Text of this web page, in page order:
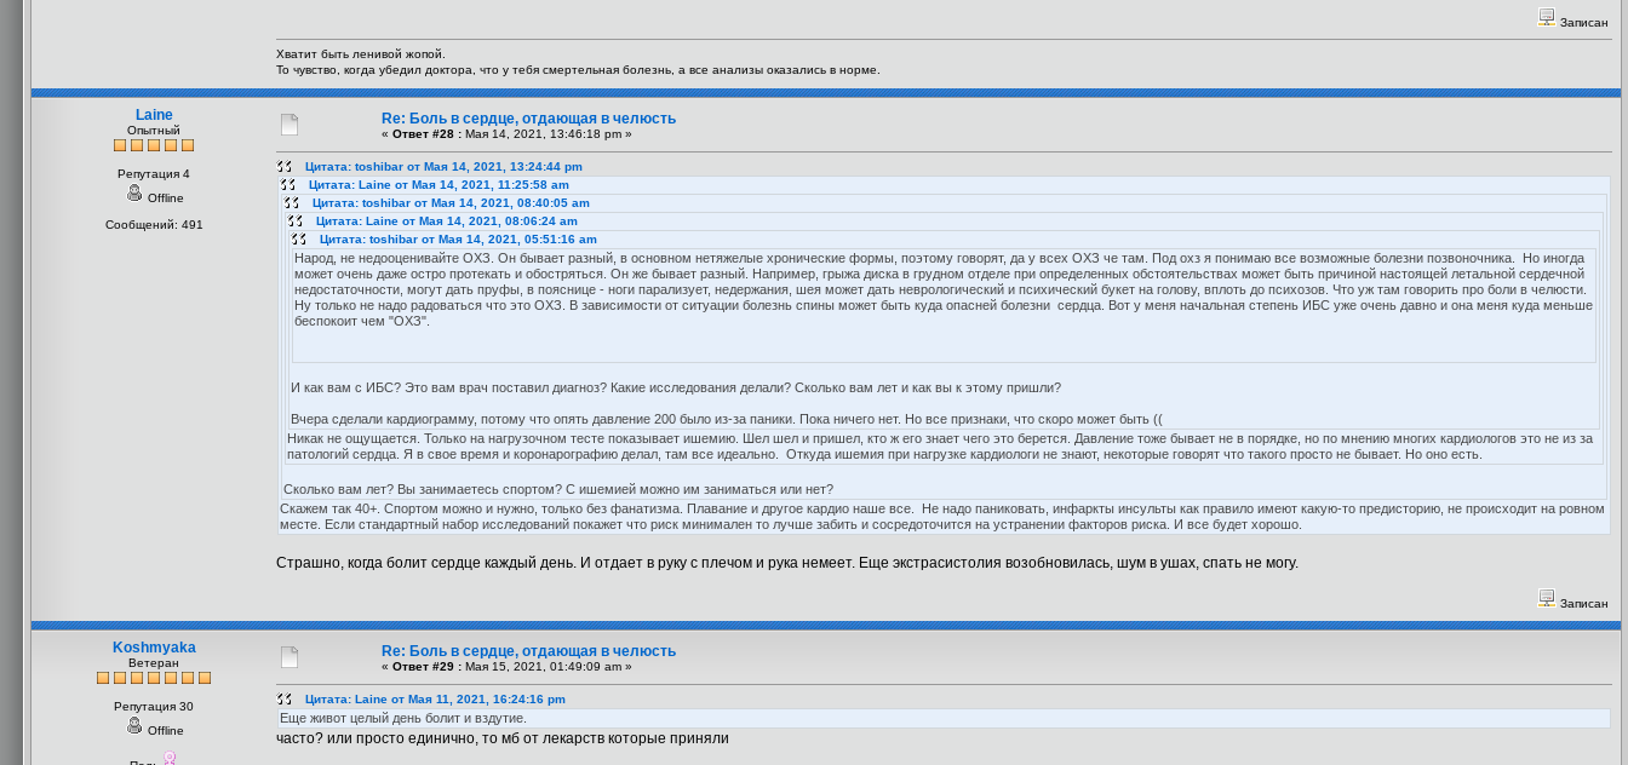
Записан
Хватит быть ленивой жопой.
То чувство, когда убедил доктора, что у тебя смертельная болезнь, а все анализы оказались в норме.
Laine
Опытный
Репутация 4
Offline
Сообщений: 491
Re: Боль в сердце, отдающая в челюсть
« Ответ #28 : Мая 14, 2021, 13:46:18 pm »
Цитата: toshibar от Мая 14, 2021, 13:24:44 pm
Цитата: Laine от Мая 14, 2021, 11:25:58 am
Цитата: toshibar от Мая 14, 2021, 08:40:05 am
Цитата: Laine от Мая 14, 2021, 08:06:24 am
Цитата: toshibar от Мая 14, 2021, 05:51:16 am
Народ, не недооценивайте ОХЗ. Он бывает разный, в основном нетяжелые хронические формы, поэтому говорят, да у всех ОХЗ че там. Под охз я понимаю все возможные болезни позвоночника. Но иногда
может очень даже остро протекать и обостряться. Он же бывает разный. Например, грыжа диска в грудном отделе при определенных обстоятельствах может быть причиной настоящей летальной сердечной
недостаточности, могут дать пруфы, в пояснице - ноги парализует, недержания, шея может дать неврологический и психический букет на голову, вплоть до психозов. Что уж там говорить про боли в челюсти.
Ну только не надо радоваться что это ОХЗ. В зависимости от ситуации болезнь спины может быть куда опасней болезни сердца. Вот у меня начальная степень ИБС уже очень давно и она меня куда меньше
беспокоит чем "ОХЗ".
И как вам с ИБС? Это вам врач поставил диагноз? Какие исследования делали? Сколько вам лет и как вы к этому пришли?
Вчера сделали кардиограмму, потому что опять давление 200 было из-за паники. Пока ничего нет. Но все признаки, что скоро может быть ((
Никак не ощущается. Только на нагрузочном тесте показывает ишемию. Шел шел и пришел, кто ж его знает чего это берется. Давление тоже бывает не в порядке, но по мнению многих кардиологов это не из за
патологий сердца. Я в свое время и коронарографию делал, там все идеально. Откуда ишемия при нагрузке кардиологи не знают, некоторые говорят что такого просто не бывает. Но оно есть.
Сколько вам лет? Вы занимаетесь спортом? С ишемией можно им заниматься или нет?
Скажем так 40+. Спортом можно и нужно, только без фанатизма. Плавание и другое кардио наше все. Не надо паниковать, инфаркты инсульты как правило имеют какую-то предисторию, не происходит на ровном
месте. Если стандартный набор исследований покажет что риск минимален то лучше забить и сосредоточится на устранении факторов риска. И все будет хорошо.
Страшно, когда болит сердце каждый день. И отдает в руку с плечом и рука немеет. Еще экстрасистолия возобновилась, шум в ушах, спать не могу.
Записан
Koshmyaka
Ветеран
Репутация 30
Offline
Re: Боль в сердце, отдающая в челюсть
« Ответ #29 : Мая 15, 2021, 01:49:09 am »
Цитата: Laine от Мая 11, 2021, 16:24:16 pm
Еще живот целый день болит и вздутие.
часто? или просто единично, то мб от лекарств которые приняли